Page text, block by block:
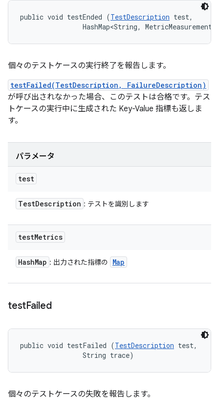
public void testEnded (TestDescription test,
HashMap<String,
個々のテストケースの実行終了を報告します。
testFailed(TestDescription, FailureDescription)
が呼び出されなかった場合、このテストは合格です。テス
トケースの実行中に生成された Key-Value 指標も返しま
す。
パラメータ
test
TestDescription : テストを識別します
testMetrics
HashMap : 出力された指標の Map
testFailed
public void testFailed (TestDescription test,
                String trace)
個々のテストケースの失敗を報告します。